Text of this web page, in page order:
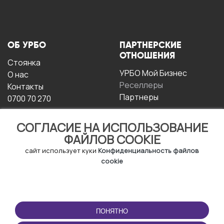
СОГЛАСИЕ НА ИСПОЛЬЗОВАНИЕ
ФАЙЛОВ COOKIE
сайт использует куки Конфиденциальность файлов
cookie
ПОНЯТНО
ОБ УРБО
Стоянка
О нас
Контакты
0700 70 270
ПАРТНЕРСКИЕ
ОТНОШЕНИЯ
УРБО Мой Бизнес
Реселлеры
Партнеры
ЭКСПЛУАТАЦИИ
Условия и положения
ПРИЛОЖЕНИЕ